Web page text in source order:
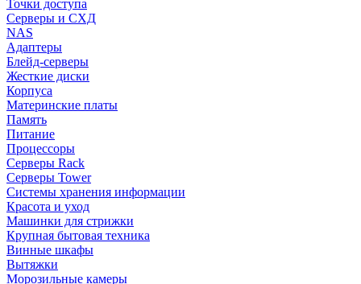
Точки доступа
Серверы и СХД
NAS
Адаптеры
Блейд-серверы
Жесткие диски
Корпуса
Материнские платы
Память
Питание
Процессоры
Серверы Rack
Серверы Tower
Системы хранения информации
Красота и уход
Машинки для стрижки
Крупная бытовая техника
Винные шкафы
Вытяжки
Морозильные камеры